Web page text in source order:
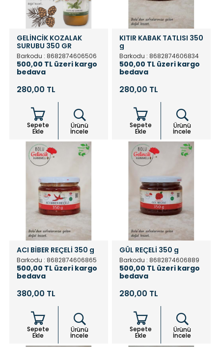
GELİNCİK KOZALAK
SURUBU 350 GR
Barkodu : 8682874606506
500,00 TL üzeri kargo
bedava
280,00 TL
Sepete
Ekle
Ürünü
İncele
KITIR KABAK TATLISI 350
g
Barkodu : 8682874606834
500,00 TL üzeri kargo
bedava
280,00 TL
Sepete
Ekle
Ürünü
İncele
ACI BİBER REÇELİ 350 g
Barkodu : 8682874606865
500,00 TL üzeri kargo
bedava
380,00 TL
Sepete
Ekle
Ürünü
İncele
GÜL REÇELİ 350 g
Barkodu : 8682874606889
500,00 TL üzeri kargo
bedava
280,00 TL
Sepete
Ekle
Ürünü
İncele